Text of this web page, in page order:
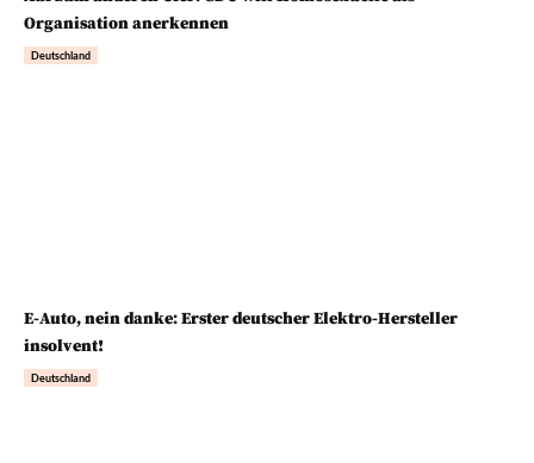
Organisation anerkennen
Deutschland
E-Auto, nein danke: Erster deutscher Elektro-Hersteller
insolvent!
Deutschland